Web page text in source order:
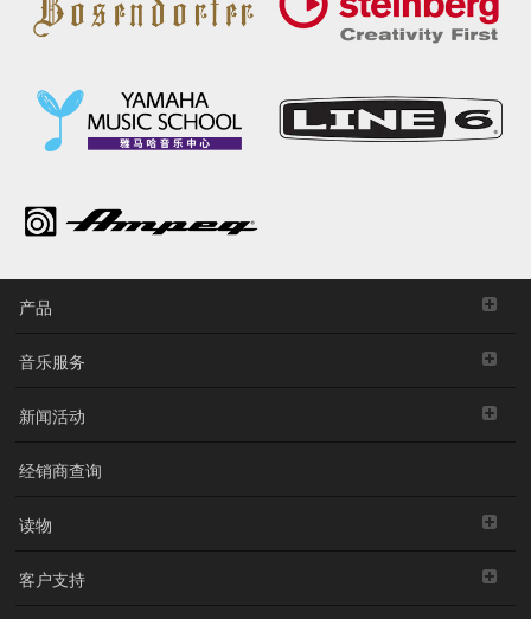
产品
音乐服务
新闻活动
经销商查询
读物
客户支持